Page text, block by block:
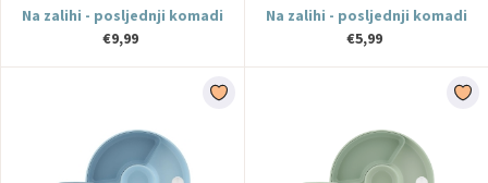
Na zalihi - posljednji komadi
€9,99
Na zalihi - posljednji komadi
€5,99